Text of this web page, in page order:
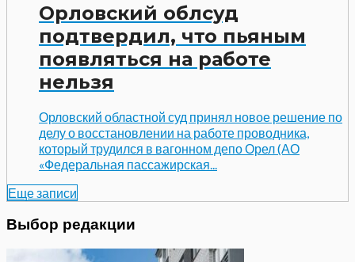
Орловский облсуд
подтвердил, что пьяным
появляться на работе
нельзя
Орловский областной суд принял новое решение по
делу о восстановлении на работе проводника,
который трудился в вагонном депо Орел (АО
«Федеральная пассажирская...
Еще записи
Выбор редакции